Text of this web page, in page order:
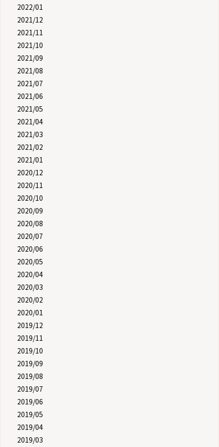
2022/01
2021/12
2021/11
2021/10
2021/09
2021/08
2021/07
2021/06
2021/05
2021/04
2021/03
2021/02
2021/01
2020/12
2020/11
2020/10
2020/09
2020/08
2020/07
2020/06
2020/05
2020/04
2020/03
2020/02
2020/01
2019/12
2019/11
2019/10
2019/09
2019/08
2019/07
2019/06
2019/05
2019/04
2019/03